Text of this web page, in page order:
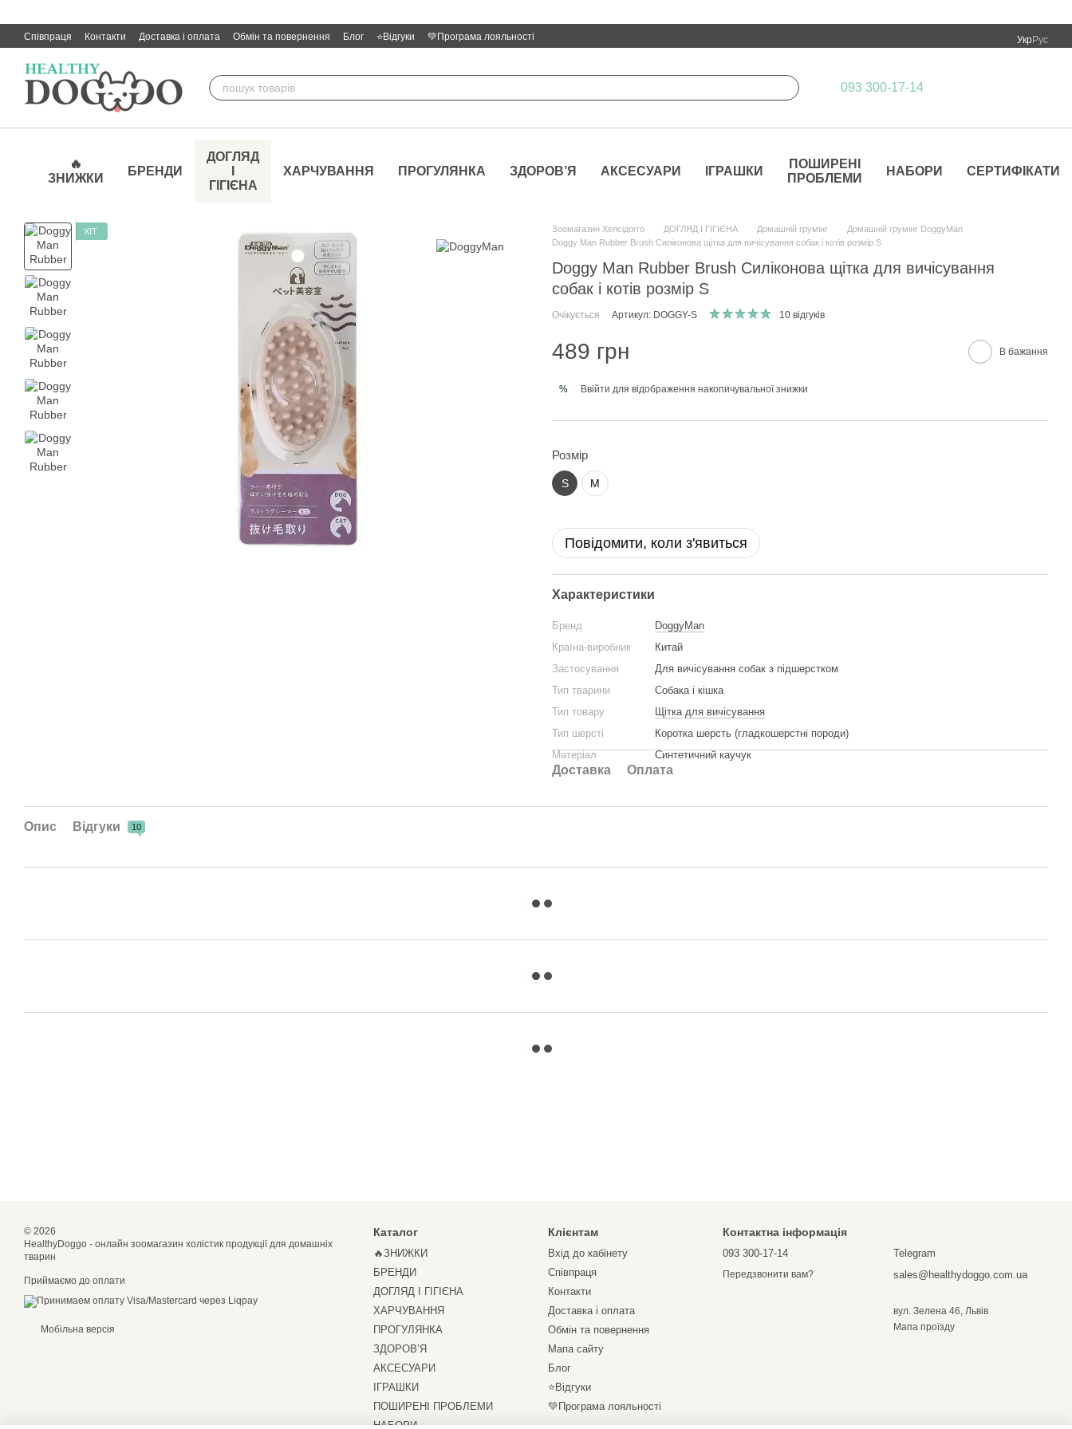
Співпраця Контакти Доставка і оплата Обмін та повернення Блог ⭐Відгуки 💚Програма лояльності УкрРус
093 300-17-14
🔥
ЗНИЖКИ
БРЕНДИ
ДОГЛЯД
ГІГІЄНА
ХАРЧУВАННЯ ПРОГУЛЯНКА ЗДОРОВ’Я АКСЕСУАРИ ІГРАШКИ
ПОШИРЕНІ
ПРОБЛЕМИ
НАБОРИ СЕРТИФІКАТИ
ХІТ Зоомагазин Хелсідогго ДОГЛЯД І ГІГІЄНА Домашній грумінг
Домашній грумінг DoggyMan
Doggy Man Rubber Brush Силіконова щітка для вичісування собак і котів розмір S
Doggy Man Rubber Brush Силіконова щітка для вичісування
собак і котів розмір S
Очікується Артикул: DOGGY-S 10 відгуків
489 грн В бажання
% Ввійти для відображення накопичувальної знижки
Розмір
S M
Повідомити, коли з'явиться
Характеристики
Бренд
DoggyMan
Країна-виробник
Китай
Застосування
Для вичісування собак з підшерстком
Тип тварини
Собака і кішка
Тип товару
Щітка для вичісування
Тип шерсті
Коротка шерсть (гладкошерстні породи)
Матеріал
Синтетичний каучук
Доставка Оплата
Опис Відгуки 10
© 2026
HealthyDoggo - онлайн зоомагазин холістик продукції для домашніх
тварин
Приймаємо до оплати
Мобільна версія
Каталог
🔥ЗНИЖКИ
БРЕНДИ
ДОГЛЯД І ГІГІЄНА
ХАРЧУВАННЯ
ПРОГУЛЯНКА
ЗДОРОВ’Я
АКСЕСУАРИ
ІГРАШКИ
ПОШИРЕНІ ПРОБЛЕМИ
НАБОРИ
Клієнтам
Вхід до кабінету
Співпраця
Контакти
Доставка і оплата
Обмін та повернення
Мапа сайту
Блог
⭐Відгуки
💚Програма лояльності
Контактна інформація
093 300-17-14
Передзвонити вам?
Telegram
sales@healthydoggo.com.ua
вул. Зелена 46, Львів
Мапа проїзду